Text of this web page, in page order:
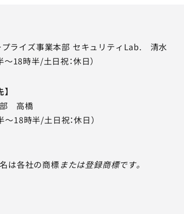
ライズ事業本部 セキュリティLab. 清水
18時半/土日祝：休日）
部 高橋
18時半/土日祝：休日）
は各社の商標または登録商標です。